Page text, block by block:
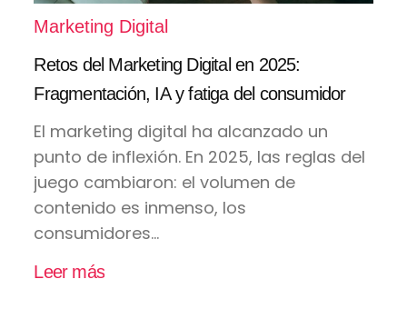
Marketing Digital
Retos del Marketing Digital en 2025:
Fragmentación, IA y fatiga del consumidor
El marketing digital ha alcanzado un
punto de inflexión. En 2025, las reglas del
juego cambiaron: el volumen de
contenido es inmenso, los
consumidores...
Leer más